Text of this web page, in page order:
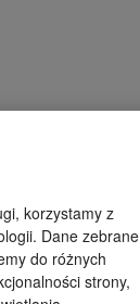
korzystamy z
Dane zebrane
do różnych
strony,